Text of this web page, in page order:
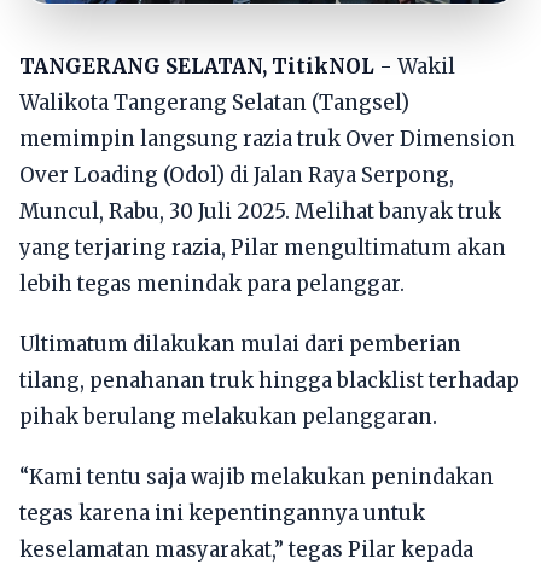
TANGERANG SELATAN, TitikNOL - Wakil
Walikota Tangerang Selatan (Tangsel)
memimpin langsung razia truk Over Dimension
Over Loading (Odol) di Jalan Raya Serpong,
Muncul, Rabu, 30 Juli 2025. Melihat banyak truk
yang terjaring razia, Pilar mengultimatum akan
lebih tegas menindak para pelanggar.
Ultimatum dilakukan mulai dari pemberian
tilang, penahanan truk hingga blacklist terhadap
pihak berulang melakukan pelanggaran.
“Kami tentu saja wajib melakukan penindakan
tegas karena ini kepentingannya untuk
keselamatan masyarakat,” tegas Pilar kepada